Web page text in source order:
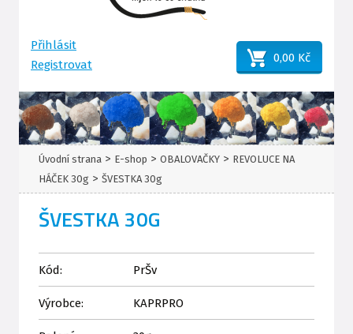
Přihlásit
Registrovat
0,00 Kč
Úvodní strana > E-shop > OBALOVAČKY > REVOLUCE NA
HÁČEK 30g > ŠVESTKA 30g
ŠVESTKA 30G
Kód: PrŠv
Výrobce: KAPRPRO